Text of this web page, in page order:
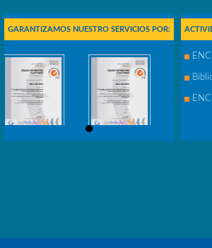
GARANTIZAMOS NUESTRO SERVICIOS POR: